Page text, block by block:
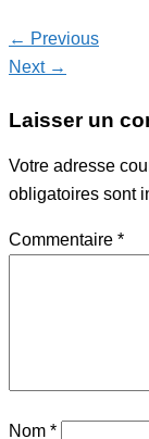
← Previous
Next →
Laisser un
Votre adresse
obligatoires sont
Commentaire *
Nom *